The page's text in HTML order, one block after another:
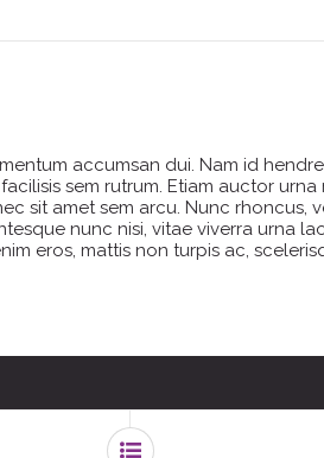
accumsan dui. Nam id
sem rutrum. Etiam auctor
sit amet sem arcu. Nunc rhoncus,
nunc nisi, vitae viverra urna
eros, mattis non turpis ac,